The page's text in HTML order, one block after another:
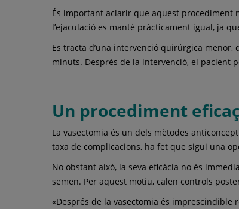
És important aclarir que aquest
l’ejaculació es manté pràcticament igual, ja
Es tracta d’una intervenció quirúrgica
minuts. Després de la intervenció, el pacient
Un procediment
La vasectomia és un dels mètodes
taxa de complicacions, ha fet que sigui una
No obstant això, la seva eficàcia no és
semen. Per aquest motiu, calen controls
«Després de la vasectomia és